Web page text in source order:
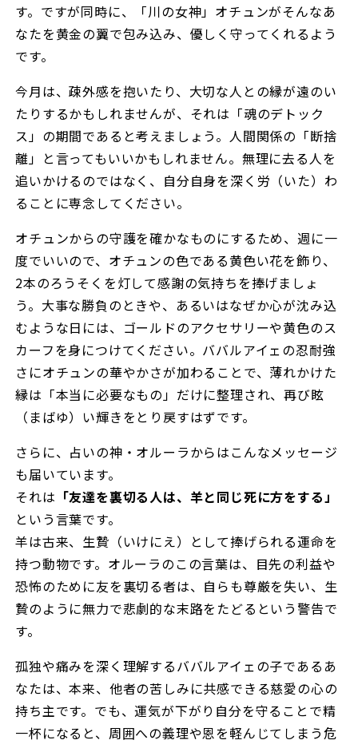
す。ですが同時に、「川の女神」オチュンがそんなあ
なたを黄金の翼で包み込み、優しく守ってくれるよう
です。
今月は、疎外感を抱いたり、大切な人との縁が遠のい
たりするかもしれませんが、それは「魂のデトック
ス」の期間であると考えましょう。人間関係の「断捨
離」と言ってもいいかもしれません。無理に去る人を
追いかけるのではなく、自分自身を深く労（いた）わ
ることに専念してください。
オチュンからの守護を確かなものにするため、週に一
度でいいので、オチュンの色である黄色い花を飾り、
2本のろうそくを灯して感謝の気持ちを捧げましょ
う。大事な勝負のときや、あるいはなぜか心が沈み込
むような日には、ゴールドのアクセサリーや黄色のス
カーフを身につけてください。ババルアイェの忍耐強
さにオチュンの華やかさが加わることで、薄れかけた
縁は「本当に必要なもの」だけに整理され、再び眩
（まばゆ）い輝きをとり戻すはずです。
さらに、占いの神・オルーラからはこんなメッセージ
も届いています。
それは 「友達を裏切る人は、羊と同じ死に方をする」
という言葉です。
羊は古来、生贄（いけにえ）として捧げられる運命を
持つ動物です。オルーラのこの言葉は、目先の利益や
恐怖のために友を裏切る者は、自らも尊厳を失い、生
贄のように無力で悲劇的な末路をたどるという警告で
す。
孤独や痛みを深く理解するババルアイェの子であるあ
なたは、本来、他者の苦しみに共感できる慈愛の心の
持ち主です。でも、運気が下がり自分を守ることで精
一杯になると、周囲への義理や恩を軽んじてしまう危